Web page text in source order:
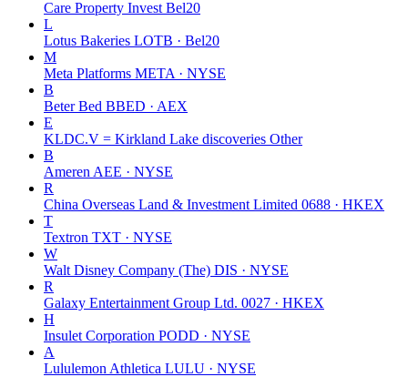
Care Property Invest Bel20
L
Lotus Bakeries LOTB · Bel20
M
Meta Platforms META · NYSE
B
Beter Bed BBED · AEX
E
KLDC.V = Kirkland Lake discoveries Other
B
Ameren AEE · NYSE
R
China Overseas Land & Investment Limited 0688 · HKEX
T
Textron TXT · NYSE
W
Walt Disney Company (The) DIS · NYSE
R
Galaxy Entertainment Group Ltd. 0027 · HKEX
H
Insulet Corporation PODD · NYSE
A
Lululemon Athletica LULU · NYSE